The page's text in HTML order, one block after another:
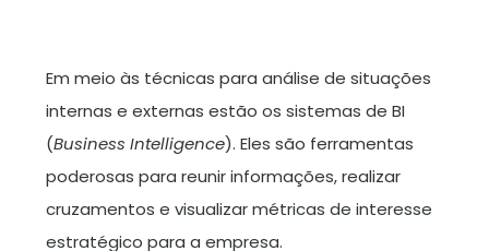
Em meio às técnicas para análise de situações
internas e externas estão os sistemas de BI
(Business Intelligence). Eles são ferramentas
poderosas para reunir informações, realizar
cruzamentos e visualizar métricas de interesse
estratégico para a empresa.